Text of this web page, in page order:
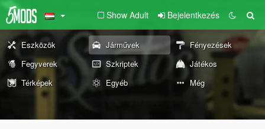
Show Adult Bejelentkezés
Eszközök Járművek
Fényezések
Fegyverek
Szkriptek
Játékos
Térképek
Egyéb Még